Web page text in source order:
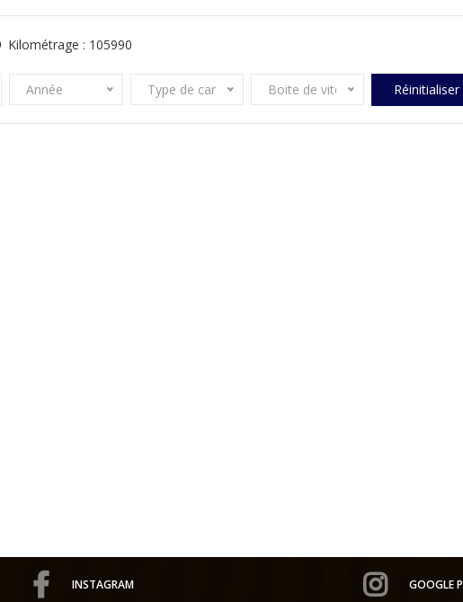
Kilométrage : 105990
Année Type de carburant Boite de vitesse Réinitialiser
INSTAGRAM GOOGLE